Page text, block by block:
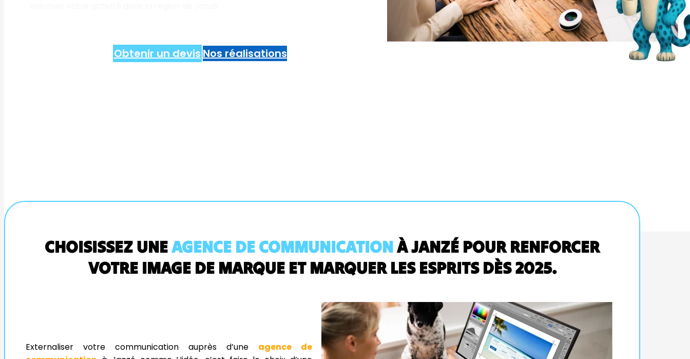
Obtenir un devis Nos réalisations
CHOISISSEZ UNEAGENCE DE COMMUNICATIONÀ JANZÉ POUR RENFORCER
VOTRE IMAGE DE MARQUE ET MARQUER LES ESPRITS DÈS 2025.
Externaliser votre communication auprès d’une agence de